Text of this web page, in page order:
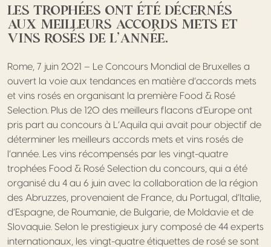
LES TROPHÉES ONT ÉTÉ DÉCERNÉS
AUX MEILLEURS ACCORDS METS ET
VINS ROSÉS DE L’ANNÉE.
Rome, 7 juin 2021 – Le Concours Mondial de Bruxelles a
ouvert la voie aux tendances en matière d’accords mets
et vins rosés en organisant la première Food & Rosé
Selection. Plus de 120 des meilleurs flacons d’Europe ont
pris part au concours à L’Aquila qui avait pour objectif de
déterminer les meilleurs accords mets et vins rosés de
l’année. Les vins récompensés par les vingt-quatre
trophées Food & Rosé Selection du concours, qui a été
organisé du 4 au 6 juin avec la collaboration de la région
des Abruzzes, provenaient de France, du Portugal, d’Italie,
d’Espagne, de Roumanie, de Bulgarie, de Moldavie et de
Slovaquie. Selon le prestigieux jury composé de 44 experts
internationaux, les vingt-quatre étiquettes de rosé se sont